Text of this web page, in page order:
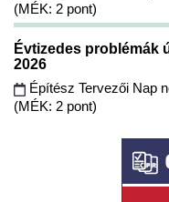
(MÉK: 2 pont)
Évtizedes problémák
2026
Építész Tervezői Nap
(MÉK: 2 pont)